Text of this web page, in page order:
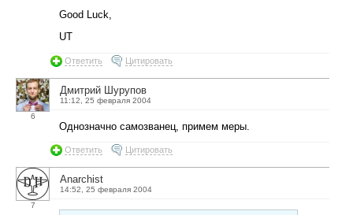
Good Luck,
UT
Ответить Цитировать
6
Дмитрий Шурупов
11:12, 25 февраля 2004
Однозначно самозванец, примем меры.
Ответить Цитировать
7
Anarchist
14:52, 25 февраля 2004